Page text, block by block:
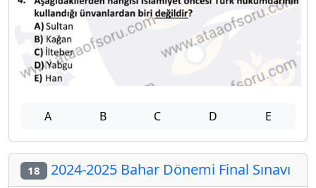
A B C D E
18 2024-2025 Bahar Dönemi Final Sınavı